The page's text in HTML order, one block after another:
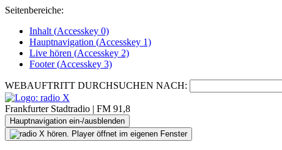
Seitenbereiche:
Inhalt (Accesskey 0)
Hauptnavigation (Accesskey 1)
Live hören (Accesskey 2)
Footer(Accesskey 3)
WEBAUFTRITT DURCHSUCHEN NACH:
Frankfurter Stadtradio | FM 91,8
Hauptnavigation ein-/ausblenden